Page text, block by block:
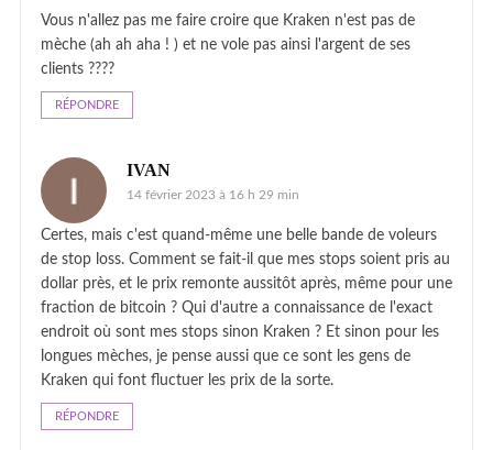
Vous n'allez pas me faire croire que Kraken n'est pas de
mèche (ah ah aha ! ) et ne vole pas ainsi l'argent de ses
clients ????
RÉPONDRE
IVAN
14 février 2023 à 16 h 29 min
Certes, mais c'est quand-même une belle bande de voleurs
de stop loss. Comment se fait-il que mes stops soient pris au
dollar près, et le prix remonte aussitôt après, même pour une
fraction de bitcoin ? Qui d'autre a connaissance de l'exact
endroit où sont mes stops sinon Kraken ? Et sinon pour les
longues mèches, je pense aussi que ce sont les gens de
Kraken qui font fluctuer les prix de la sorte.
RÉPONDRE